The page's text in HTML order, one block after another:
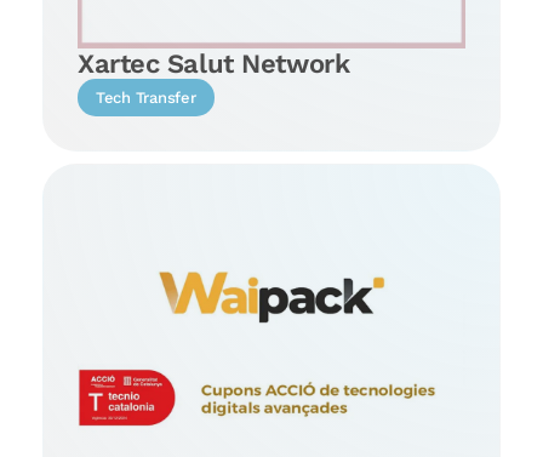
Xartec Salut Network
Tech Transfer